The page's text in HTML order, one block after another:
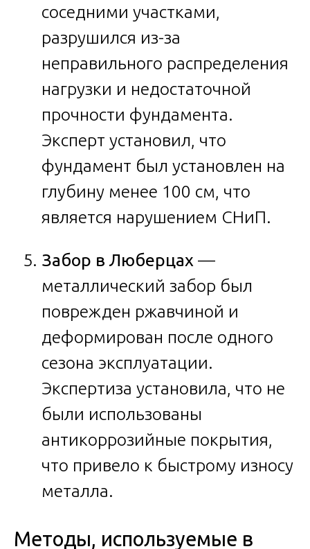
соседними участками,
разрушился из-за
неправильного распределения
нагрузки и недостаточной
прочности фундамента.
Эксперт установил, что
фундамент был установлен на
глубину менее 100 см, что
является нарушением СНиП.
Забор в Люберцах —
металлический забор был
поврежден ржавчиной и
деформирован после одного
сезона эксплуатации.
Экспертиза установила, что не
были использованы
антикоррозийные покрытия,
что привело к быстрому износу
металла.
Методы, используемые в